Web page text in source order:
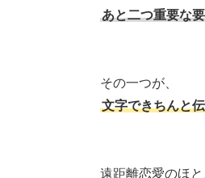
あと二つ重要な
その一つが、
文字できちんと
遠距離恋愛のほと